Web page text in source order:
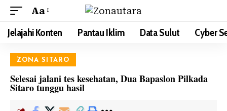
Aa
Jelajahi Konten Pantau Iklim Data Sulut Cyber
ZONA SITARO
Selesai jalani tes kesehatan, Dua Bapaslon Pilkada
Sitaro tunggu hasil